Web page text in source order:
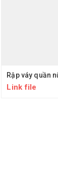
Rập váy quần
Link file